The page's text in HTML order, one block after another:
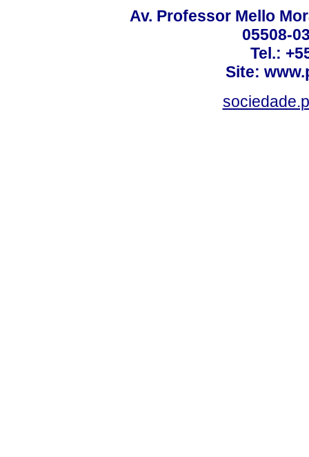
Av. Professor Mello
05508-
Tel.:
Site: